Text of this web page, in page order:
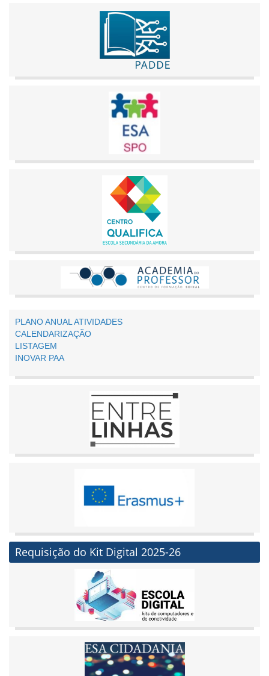
PLANO ANUAL ATIVIDADES
CALENDARIZAÇÃO
LISTAGEM
INOVAR PAA
Requisição do Kit Digital 2025-26